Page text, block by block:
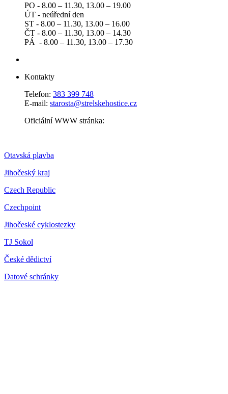
PO - 8.00 – 11.30, 13.00 – 19.00
ÚT - neúřední den
ST - 8.00 – 11.30, 13.00 – 16.00
ČT - 8.00 – 11.30, 13.00 – 14.30
PÁ - 8.00 – 11.30, 13.00 – 17.30
Kontakty
Telefon: 383 399 748
E-mail: starosta@strelskehostice.cz
Oficiální WWW stránka:
Otavská plavba
Jihočeský kraj
Czech Republic
Czechpoint
Jihočeské cyklostezky
TJ Sokol
České dědictví
Datové schránky